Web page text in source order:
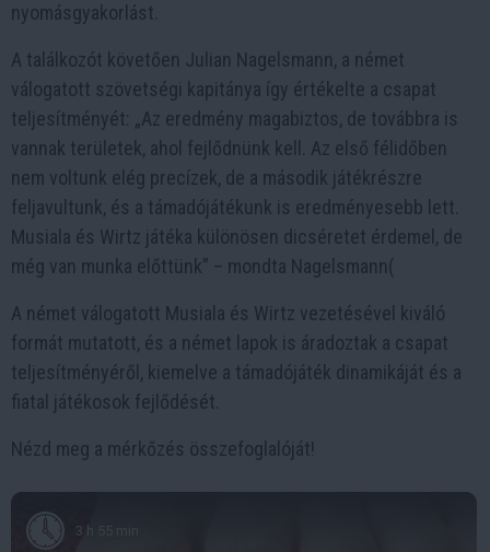
nyomásgyakorlást.
A találkozót követően Julian Nagelsmann, a német
válogatott szövetségi kapitánya így értékelte a csapat
teljesítményét: „Az eredmény magabiztos, de továbbra is
vannak területek, ahol fejlődnünk kell. Az első félidőben
nem voltunk elég precízek, de a második játékrészre
feljavultunk, és a támadójátékunk is eredményesebb lett.
Musiala és Wirtz játéka különösen dicséretet érdemel, de
még van munka előttünk” – mondta Nagelsmann​(
A német válogatott Musiala és Wirtz vezetésével kiváló
formát mutatott, és a német lapok is áradoztak a csapat
teljesítményéről, kiemelve a támadójáték dinamikáját és a
fiatal játékosok fejlődését.
Nézd meg a mérkőzés összefoglalóját!
3 h 55 min